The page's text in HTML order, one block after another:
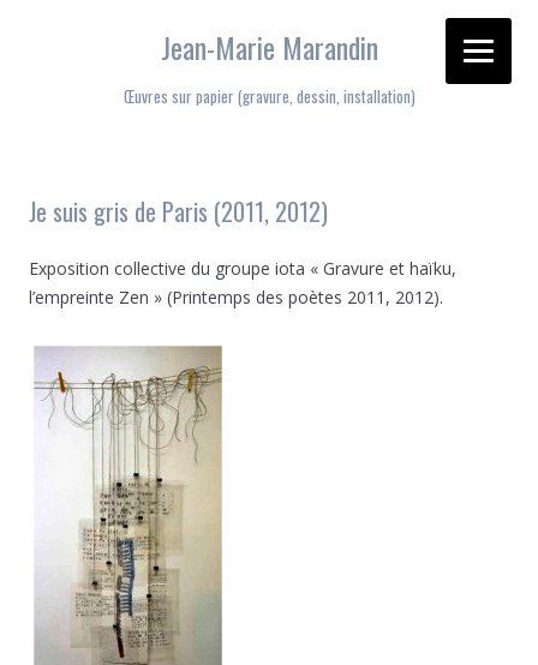
Jean-Marie Marandin
Œuvres sur papier (gravure, dessin, installation)
Je suis gris de Paris (2011, 2012)
Exposition collective du groupe iota « Gravure et haïku,
l’empreinte Zen » (Printemps des poètes 2011, 2012).